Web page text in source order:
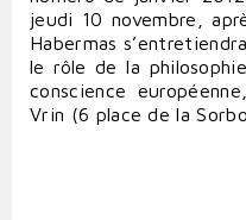
jeudi 10 novembre,
Habermas
le rôle de la
conscience
Vrin (6 place de la